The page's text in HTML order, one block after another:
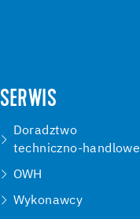
SERWIS
Doradztwo
techniczno-handlowe
OWH
Wykonawcy